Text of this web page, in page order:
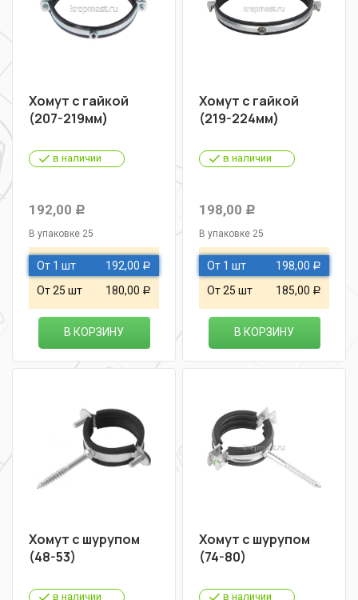
Хомут с гайкой
(207-219мм)
в наличии
192,00 Р
В упаковке 25
От 1 шт 192,00 Р
От 25 шт 180,00 Р
В КОРЗИНУ
Хомут с гайкой
(219-224мм)
в наличии
198,00 Р
В упаковке 25
От 1 шт 198,00 Р
От 25 шт 185,00 Р
В КОРЗИНУ
Хомут с шурупом
(48-53)
в наличии
Хомут с шурупом
(74-80)
в наличии